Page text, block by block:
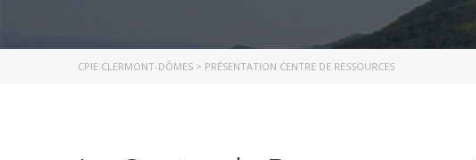
CPIE CLERMONT-DÔMES > PRÉSENTATION CENTRE DE RESSOURCES